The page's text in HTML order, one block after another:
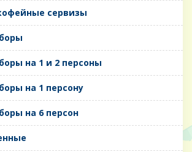
сервизы
на 1 и 2 персоны
на 1 персону
на 6 персон